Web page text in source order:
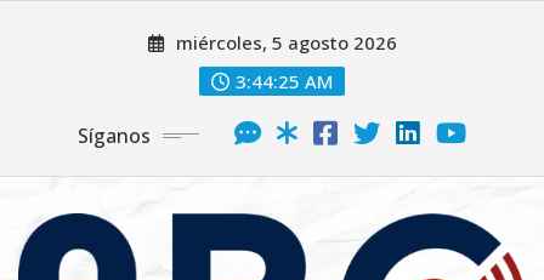
miércoles, 5 agosto 2026
3:44:26 AM
Síganos